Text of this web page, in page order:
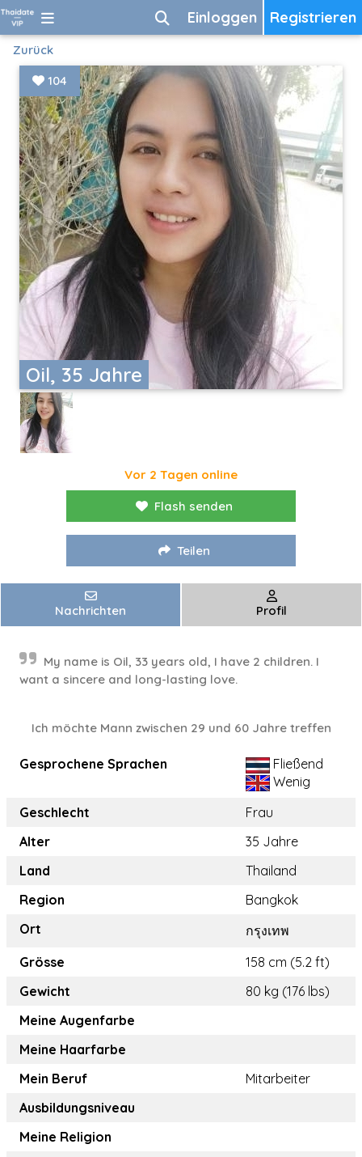
Registrieren
Einloggen
Zurück
Oil, 35 Jahre
104
Vor 2 Tagen online
Flash senden
Teilen
Nachrichten Profil
My name is Oil, 33 years old, I have 2 children. I
want a sincere and long-lasting love.
Ich möchte Mann zwischen 29 und 60 Jahre treffen
Gesprochene Sprachen
Fließend
Wenig
Geschlecht
Frau
Alter
35 Jahre
Land
Thailand
Region
Bangkok
Ort
กรุงเทพ
Grösse
158 cm (5.2 ft)
Gewicht
80 kg (176 lbs)
Meine Augenfarbe
Meine Haarfarbe
Mein Beruf
Mitarbeiter
Ausbildungsniveau
Meine Religion